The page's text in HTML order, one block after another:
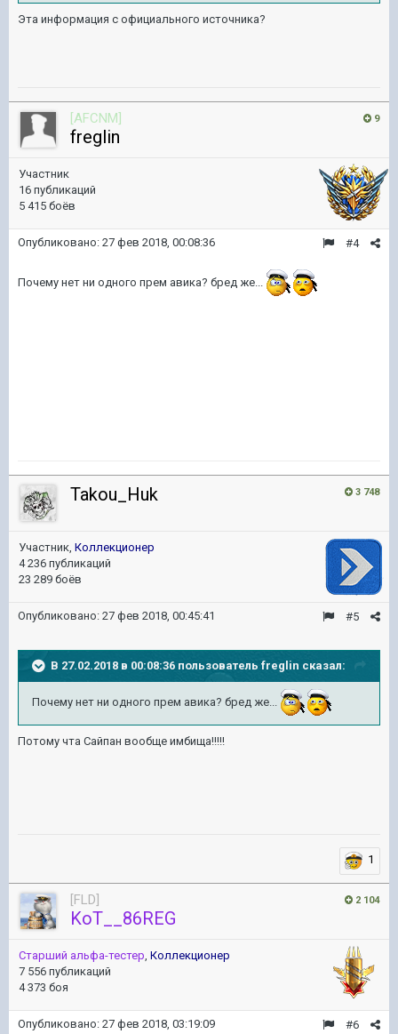
Эта информация с официального источника?
9
[AFCNM]
freglin
Участник
16 публикаций
5 415 боёв
#4
Опубликовано: 27 фев 2018, 00:08:36
Почему нет ни одного прем авика? бред же...
3 748
Takou_Huk
Участник, Коллекционер
4 236 публикаций
23 289 боёв
#5
Опубликовано: 27 фев 2018, 00:45:41
В 27.02.2018 в 00:08:36 пользователь freglin сказал:
Почему нет ни одного прем авика? бред же...
Потому чта Сайпан вообще имбища!!!!!
1
2 104
[FLD]
KoT__86REG
Старший альфа-тестер, Коллекционер
7 556 публикаций
4 373 боя
#6
Опубликовано: 27 фев 2018, 03:19:09